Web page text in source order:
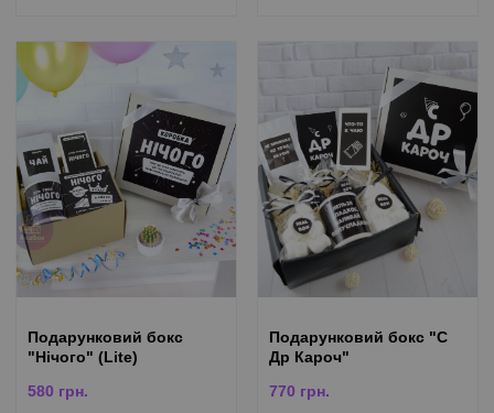
Подарунковий бокс
"Нічого" (Lite)
580 грн.
Подарунковий бокс "С
Др Кароч"
770 грн.